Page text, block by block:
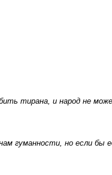
тирана, и народне
гуманности, ноесли бы